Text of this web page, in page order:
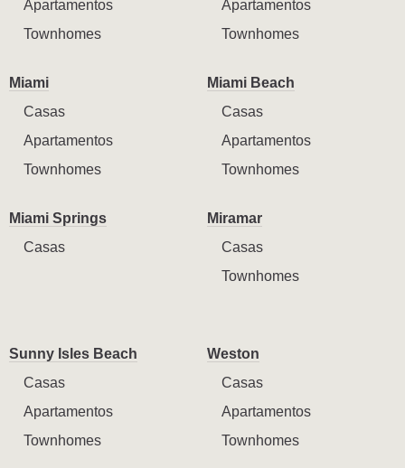
Apartamentos
Townhomes
Apartamentos
Townhomes
Miami
Casas
Apartamentos
Townhomes
Miami Beach
Casas
Apartamentos
Townhomes
Miami Springs
Casas
Miramar
Casas
Townhomes
Sunny Isles Beach
Casas
Apartamentos
Townhomes
Weston
Casas
Apartamentos
Townhomes